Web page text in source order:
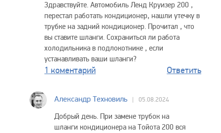
Здравствуйте. Автомобиль Ленд Круизер 200 ,
перестал работать кондиционер, нашли утечку в
трубке на задний кондиционер. Прочитал , что
вы ставите шланги. Сохраниться ли работа
холодильника в подлокотнике , если
устанавливать ваши шланги?
1 коментарий Ответить
Александр Техновиль 05.08.2024
Добрый день. При замене трубок на
шланги кондиционера на Тойота 200 вся